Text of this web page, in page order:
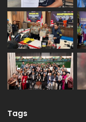
Tags